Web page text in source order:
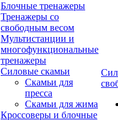
Блочные тренажеры
Тренажеры со
свободным весом
Мультистанции и
многофункциональные
тренажеры
Силовые скамьи
Скамьи для
пресса
Скамьи для жима
Кроссоверы и блочные